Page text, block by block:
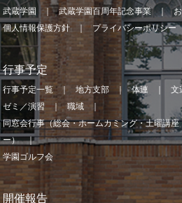
武蔵学園
武蔵学園百周年記念事業
個人情報保護方針
プライバシーポリシー
行事予定
行事予定一覧 地方支部 体連 文
ゼミ／演習
職域
同窓会行事（総会・ホームカミング・土曜講
ー）
学園ゴルフ会
開催報告